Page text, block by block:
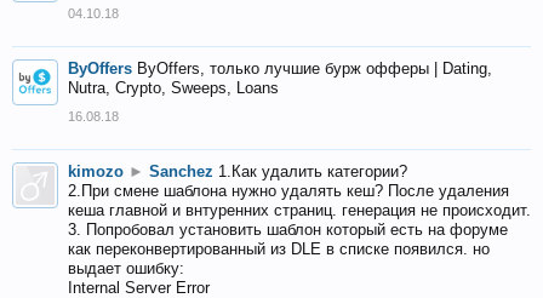
04.10.18
ByOffers ByOffers, только лучшие бурж офферы | Dating,
Nutra, Crypto, Sweeps, Loans
16.08.18
kimozo ► Sanchez 1.Как удалить категории?
2.При смене шаблона нужно удалять кеш? После удаления
кеша главной и внтуренних страниц. генерация не происходит.
3. Попробовал установить шаблон который есть на форуме
как переконвертированный из DLE в списке появился. но
выдает ошибку:
Internal Server Error